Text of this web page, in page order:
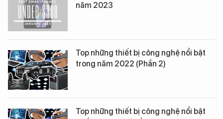
năm 2023
Top những thiết bị công nghệ nổi bật
trong năm 2022 (Phần 2)
Top những thiết bị công nghệ nổi bật